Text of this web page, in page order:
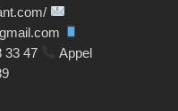
33 47
Appel